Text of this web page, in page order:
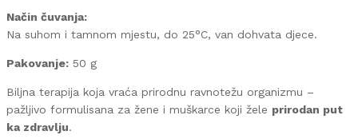
Način čuvanja:
Na suhom i tamnom mjestu, do 25°C, van dohvata djece.
Pakovanje: 50 g
Biljna terapija koja vraća prirodnu ravnotežu organizmu –
pažljivo formulisana za žene i muškarce koji žele prirodan put
ka zdravlju.